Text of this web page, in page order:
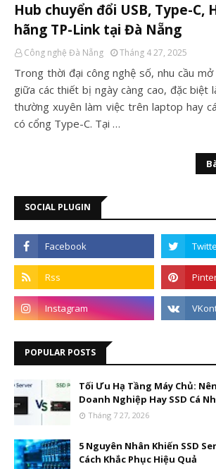
Hub chuyển đổi USB, Type-C,
hãng TP-Link tại Đà Nẵng
Công nghệ Đà Nẵng Tháng 4 27, 2025
Trong thời đại công nghệ số, nhu cầu
giữa các thiết bị ngày càng cao, đặc biệt
thường xuyên làm việc trên laptop hay
có cổng Type-C. Tại …
SOCIAL PLUGIN
POPULAR POSTS
Tối Ưu Hạ Tầng Máy Chủ:
Doanh Nghiệp Hay SSD Cá
Tháng 7 27, 2026
5 Nguyên Nhân Khiến SSD
Cách Khắc Phục Hiệu Quả